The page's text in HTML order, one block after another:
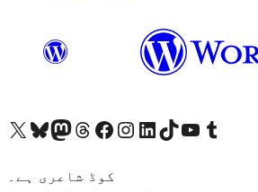
Visit our X (formerly Twitter) account
ہمارے بلیواسکائی اکاؤنٹ پر جائیں
Visit our Mastodon account
ہمارے ٹھریڈز اکاؤنٹ پر جائیں
Visit our Facebook page
Visit our Instagram account
Visit our LinkedIn account
ہمارے ٹک ٹاک اکاؤنٹ پر جائیں
Visit our YouTube channel
ہمارے ٹمبلر اکاؤنٹ پر جائیں
کوڈ شاعری ہے۔